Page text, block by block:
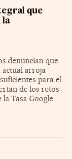
que
la
denuncian que
actual arroja
para el
de los retos
la Tasa Google